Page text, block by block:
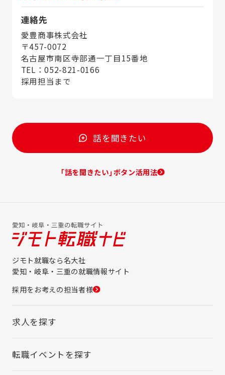
連絡先
愛豊商事株式会社
〒457-0072
名古屋市南区寺部通一丁目15番地
TEL：052-821-0166
採用担当まで
話を聞きたい
「話を聞きたい」ボタン活用法
ジモト就職なら名大社
愛知・岐阜・三重の就職情報サイト
採用をお考えの担当者様
求人を探す
転職イベントを探す